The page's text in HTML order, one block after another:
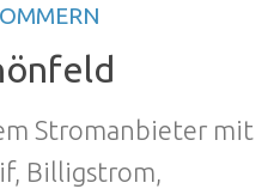
Stromanbieter mit
Billigstrom,